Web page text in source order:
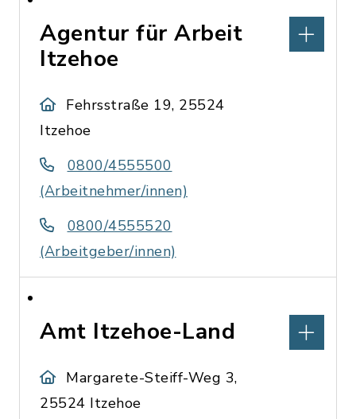
Agentur für Arbeit
Itzehoe
Fehrsstraße 19, 25524
Itzehoe
0800/4555500
(Arbeitnehmer/innen)
0800/4555520
(Arbeitgeber/innen)
Amt Itzehoe-Land
Margarete-Steiff-Weg 3,
25524 Itzehoe